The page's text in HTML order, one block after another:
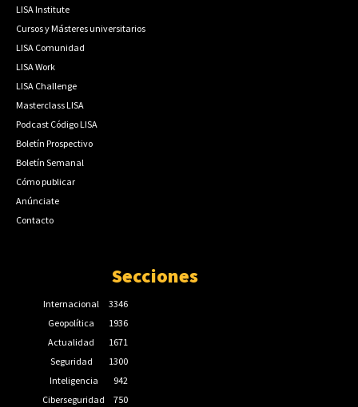
LISA Institute
Cursos y Másteres universitarios
LISA Comunidad
LISA Work
LISA Challenge
Masterclass LISA
Podcast Código LISA
Boletín Prospectivo
Boletín Semanal
Cómo publicar
Anúnciate
Contacto
Secciones
Internacional
3346
Geopolítica
1936
Actualidad
1671
Seguridad
1300
Inteligencia
942
Ciberseguridad
750